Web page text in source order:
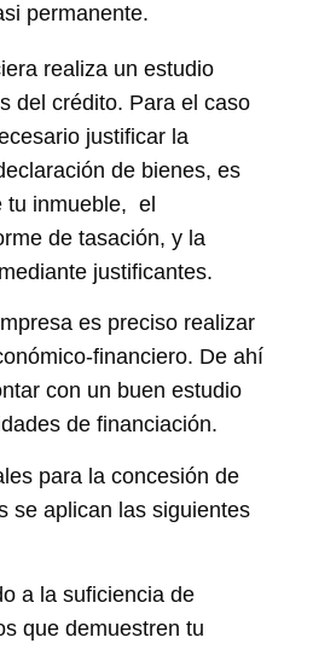
permanente.
realiza un estudio
del crédito. Para el caso
justificar la
de bienes, es
tu inmueble, el
de tasación, y la
justificantes.
es preciso realizar
financiero. De ahí
con un buen estudio
de financiación.
para la concesión de
se aplican las siguientes
a la suficiencia de
que demuestren tu